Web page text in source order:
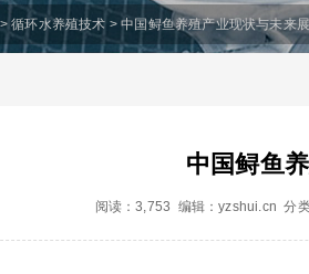
>循环水养殖技术 > 中国鲟鱼养殖产业现状与未来
中国鲟鱼
阅读：3,753 编辑：yzshui.cn 分